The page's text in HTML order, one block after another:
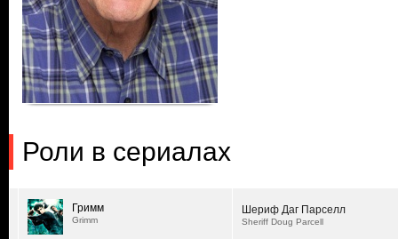
Роли в сериалах
Гримм
Grimm
Шериф Даг Парселл
Sheriff Doug Parcell